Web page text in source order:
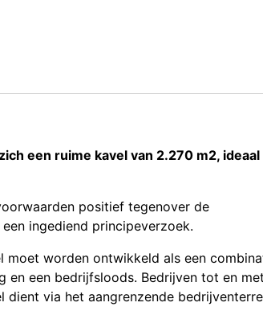
een ruime kavel van 2.270 m2, ideaal
positief tegenover de
ingediend principeverzoek.
moet worden ontwikkeld als een
en een bedrijfsloods. Bedrijven tot en met
via het aangrenzende